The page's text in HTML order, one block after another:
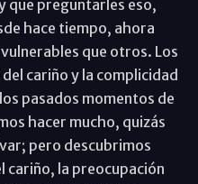
que preguntarles eso,
hace tiempo, ahora
que otros. Los
cariño y la complicidad
pasados momentos de
hacer mucho, quizás
pero descubrimos
cariño, la preocupación